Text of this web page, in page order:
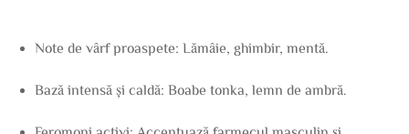
Note de vârf proaspete: Lămâie, ghimbir, mentă.
Bază intensă și caldă: Boabe tonka, lemn de ambră.